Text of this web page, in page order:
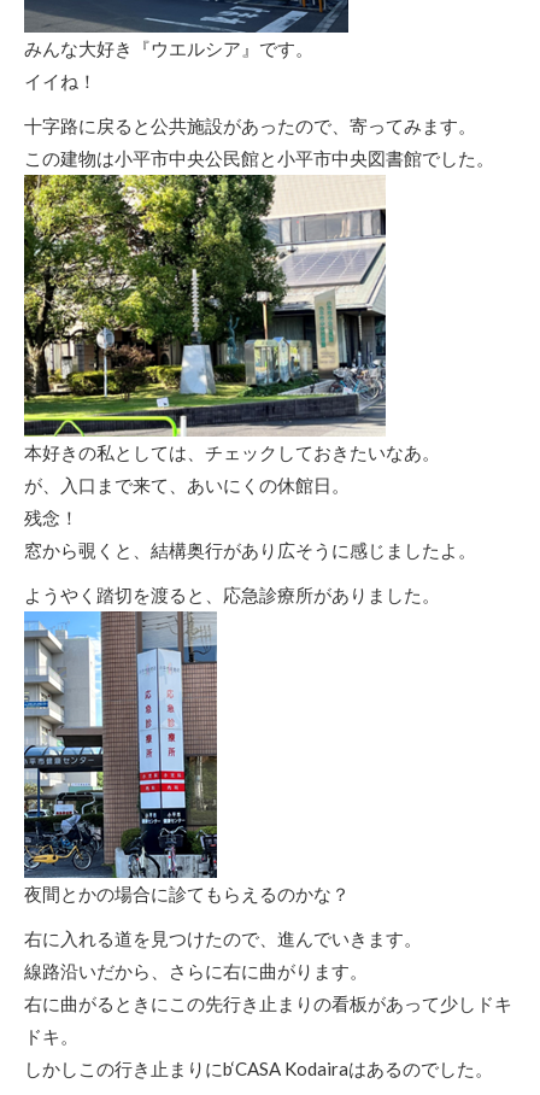
みんな大好き『ウエルシア』です。
イイね！
十字路に戻ると公共施設があったので、寄ってみます。
この建物は小平市中央公民館と小平市中央図書館でした。
本好きの私としては、チェックしておきたいなあ。
が、入口まで来て、あいにくの休館日。
残念！
窓から覗くと、結構奥行があり広そうに感じましたよ。
ようやく踏切を渡ると、応急診療所がありました。
夜間とかの場合に診てもらえるのかな？
右に入れる道を見つけたので、進んでいきます。
線路沿いだから、さらに右に曲がります。
右に曲がるときにこの先行き止まりの看板があって少しドキ
ドキ。
しかしこの行き止まりにb‘CASA Kodairaはあるのでした。